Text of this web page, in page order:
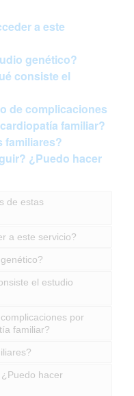
a este
genético?
consiste el
de complicaciones
familiar?
familiares?
¿Puedo hacer
de estas
a este servicio?
el estudio
por
familiar?
hacer